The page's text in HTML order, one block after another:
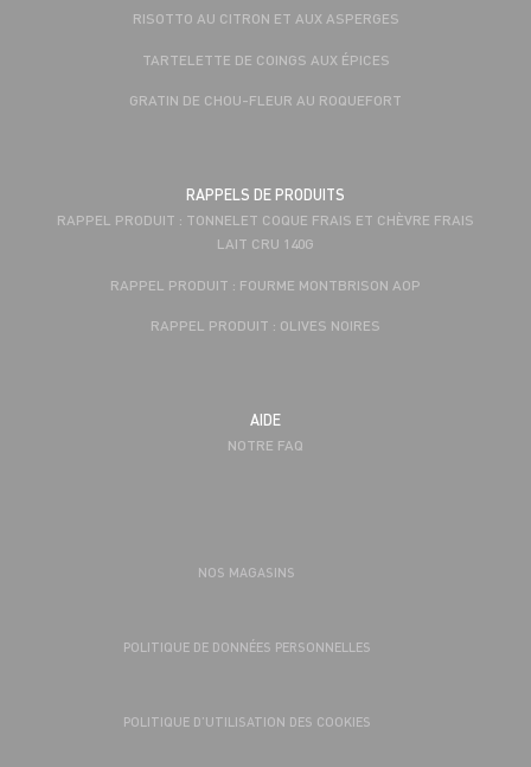
RISOTTO AU CITRON ET AUX ASPERGES
TARTELETTE DE COINGS AUX ÉPICES
GRATIN DE CHOU-FLEUR AU ROQUEFORT
RAPPELS DE PRODUITS
RAPPEL PRODUIT : TONNELET COQUE FRAIS ET CHÈVRE FRAIS
LAIT CRU 140G
RAPPEL PRODUIT : FOURME MONTBRISON AOP
RAPPEL PRODUIT : OLIVES NOIRES
AIDE
NOTRE FAQ
NOS MAGASINS
POLITIQUE DE DONNÉES PERSONNELLES
POLITIQUE D’UTILISATION DES COOKIES